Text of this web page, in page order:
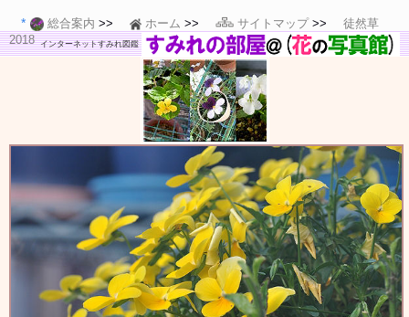
総合案内 ホーム サイトマップ
徒然草
2018 インターネットすみれ図鑑